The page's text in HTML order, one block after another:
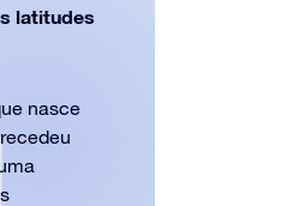
latitudes
nasce